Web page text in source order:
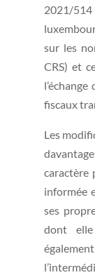
2021/
sur les
CRS) et
fiscaux
Les
caractère
informée
ses
dont